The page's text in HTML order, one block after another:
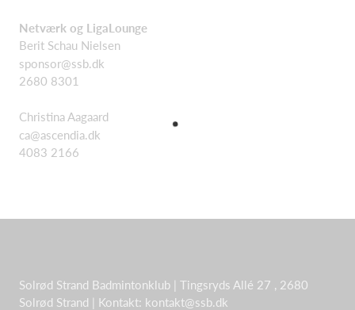
Netværk og LigaLounge
Berit Schau Nielsen
sponsor@ssb.dk
2680 8301
Christina Aagaard
ca@ascendia.dk
4083 2166
Solrød Strand Badmintonklub | Tingsryds Allé 27 , 2680
Solrød Strand | Kontakt: kontakt@ssb.dk